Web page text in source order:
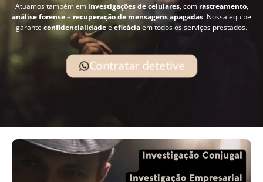
Atuamos também em investigações de celulares, com rastreamento,
análise forensee recuperação de mensagens apagadas. Nossa equipe
garante confidencialidadeeeficáciaem todos os serviços prestados.
Contratar detetive